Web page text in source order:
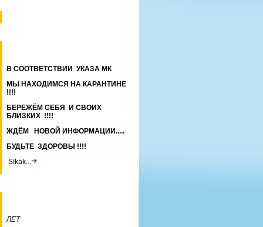
В СООТВЕТСТВИИ УКАЗА МК
МЫ НАХОДИМСЯ НА КАРАНТИНЕ
!!!!
БЕРЕЖЁМ СЕБЯ И СВОИХ
БЛИЗКИХ !!!!
ЖДЁМ НОВОЙ ИНФОРМАЦИИ.....
БУДЬТЕ ЗДОРОВЫ !!!!
Sīkāk...
ЛЕТ